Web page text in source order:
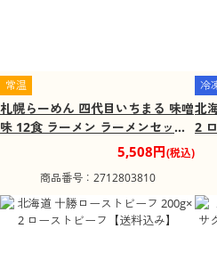
常温
札幌らーめん 四代目いちまる 味噌
味 12食 ラーメン ラーメンセット
ラーメンスープ【送料込み】
5,508円(税込)
商品番号：2712803810
冷
北
2